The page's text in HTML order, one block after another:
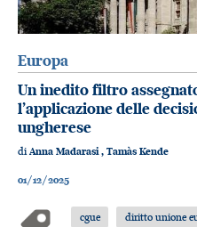
Europa
Un inedito filtro
l’applicazione delle
ungherese
diAnna Madarasi, Tamàs Kende
01/12/2025
cgue diritto unione